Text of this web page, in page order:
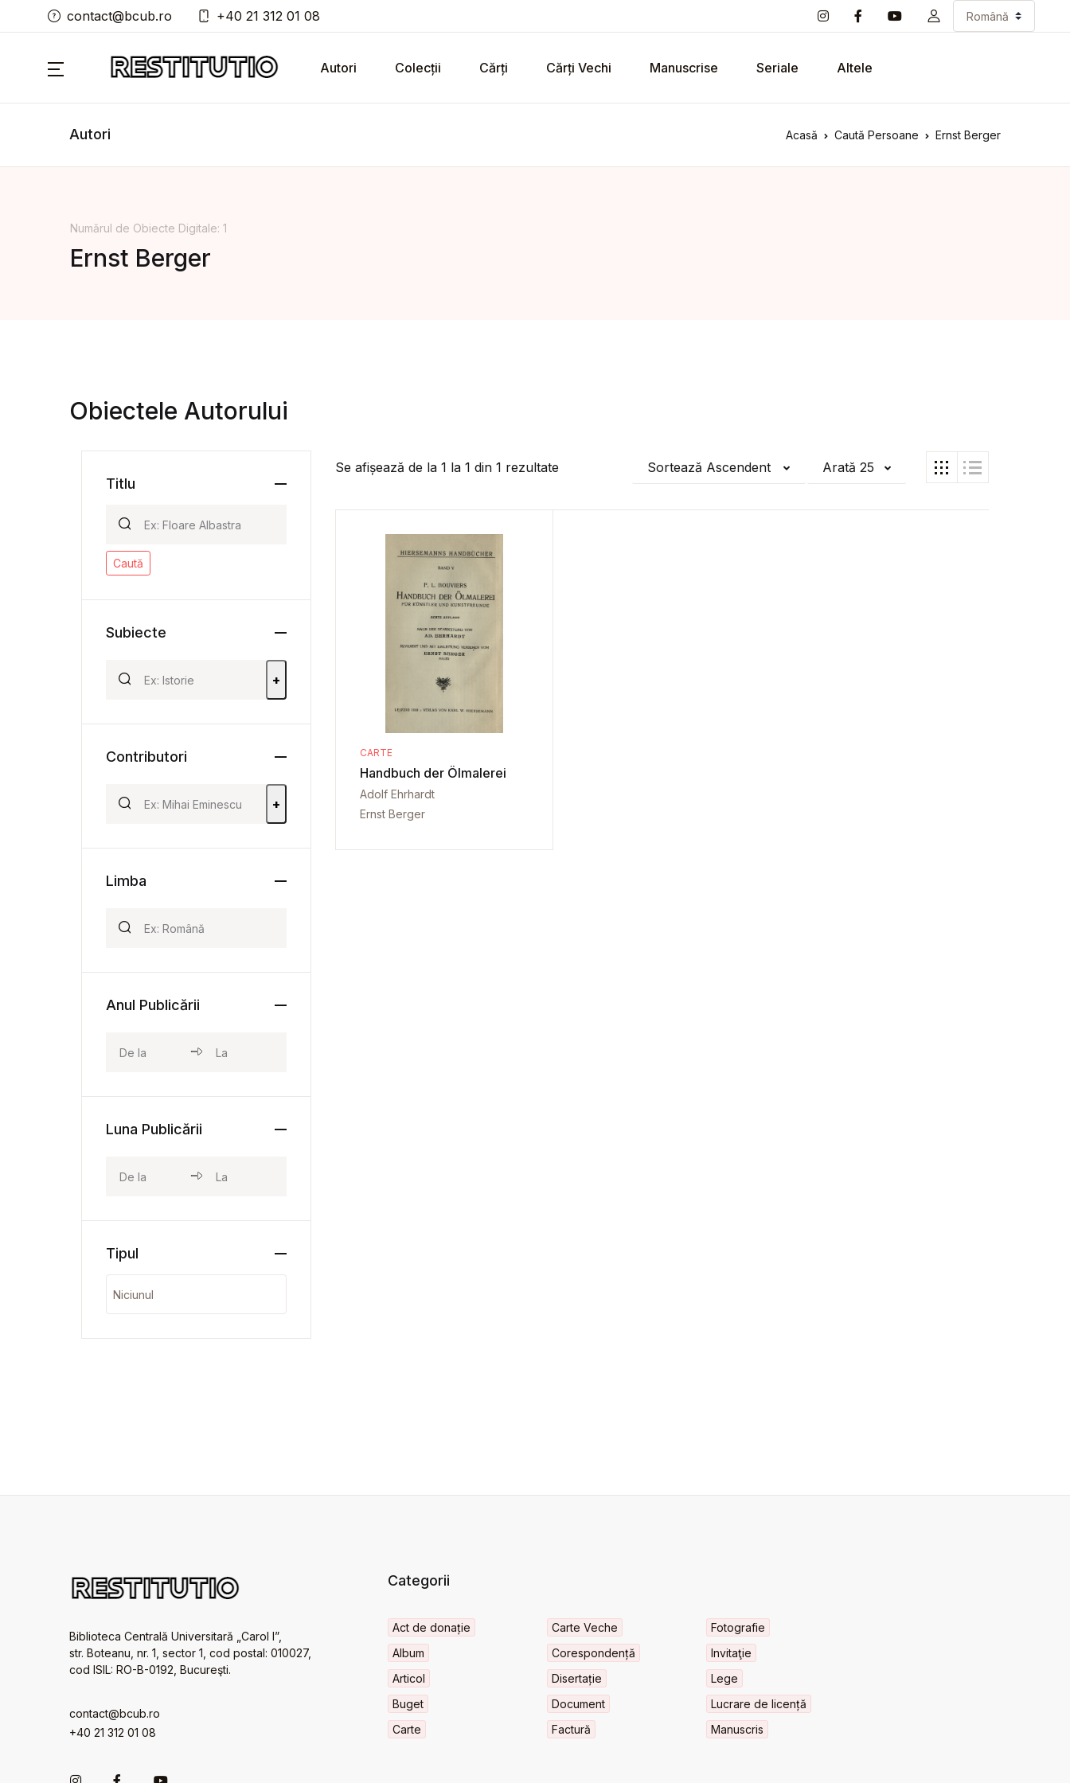
contact@bcub.ro +40 21 312 01 08
Autori Colecții Cărți Cărți Vechi Manuscrise Seriale Altele
Autori Acasă Caută Persoane Ernst Berger
Numărul de Obiecte Digitale: 1
Ernst Berger
Obiectele Autorului
Se afișează de la 1 la 1 din 1 rezultate Sortează Ascendent Arată 25
CARTE
Handbuch der Ölmalerei
Adolf Ehrhardt
Ernst Berger
Titlu
Caută
Subiecte
+
Contributori
+
Limba
Anul Publicării
Luna Publicării
Tipul
Biblioteca Centrală Universitară „Carol I”,
str. Boteanu, nr. 1, sector 1, cod postal: 010027,
cod ISIL: RO-B-0192, Bucureşti.
contact@bcub.ro
+40 21 312 01 08
Categorii
Act de donație
Album
Articol
Buget
Carte
Carte Veche
Corespondență
Disertație
Document
Factură
Fotografie
Invitaţie
Lege
Lucrare de licență
Manuscris